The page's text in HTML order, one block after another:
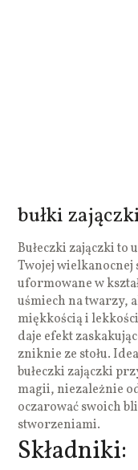
bułki
Bułeczki zajączki
Twojej wielkanocnej
uformowane w
uśmiech na twarzy,
miękkością i
daje efekt
zniknie ze stołu.
bułeczki zajączki
magii, niezależnie
oczarować swoich
stworzeniami.
Składniki: